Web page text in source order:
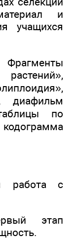
и
учащихся
диафильм
по
работа с
этап